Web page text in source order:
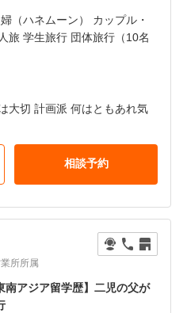
（ハネムーン） カップル・
旅 学生旅行 団体旅行（10名
大切 計画派 何はともあれ気
相談予約
所所属
南アジア留学歴】二児の父が